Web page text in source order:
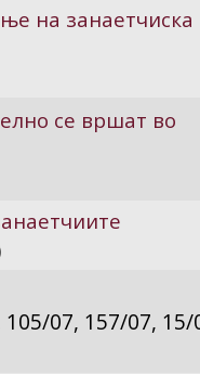
на занаетчиска
се вршат во
07, 157/07, 15/